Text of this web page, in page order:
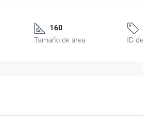
160
Tamaño de área
ID